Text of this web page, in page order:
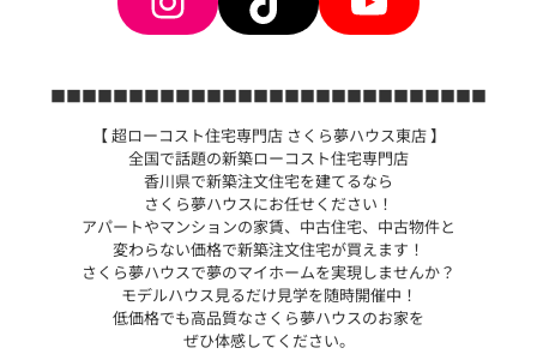
Instagram
TikTokYouTube
■■■■■■■■■■■■■■■■■■■■■■■■■■■■
【 超ローコスト住宅専門店 さくら夢ハウス東店 】
全国で話題の新築ローコスト住宅専門店
香川県で新築注文住宅を建てるなら
さくら夢ハウスにお任せください！
アパートやマンションの家賃、中古住宅、中古物件と
変わらない価格で新築注文住宅が買えます！
さくら夢ハウスで夢のマイホームを実現しませんか？
モデルハウス見るだけ見学を随時開催中！
低価格でも高品質なさくら夢ハウスのお家を
ぜひ体感してください。